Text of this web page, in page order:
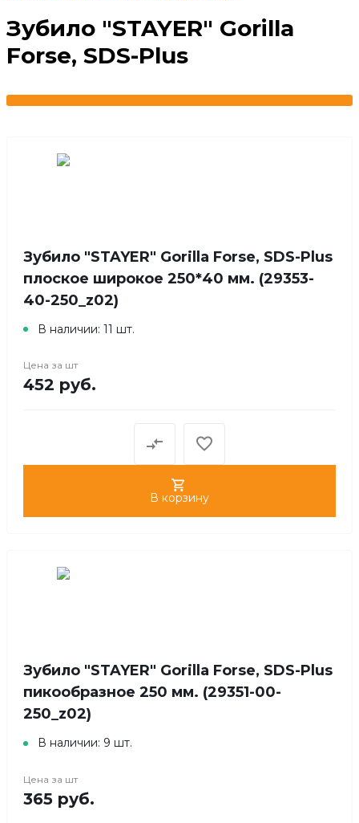
Зубило "STAYER" Gorilla
Forse, SDS-Plus
Зубило "STAYER" Gorilla Forse, SDS-Plus
плоское широкое 250*40 мм. (29353-
40-250_z02)
В наличии: 11 шт.
Цена за шт
452 руб.
В корзину
Зубило "STAYER" Gorilla Forse, SDS-Plus
пикообразное 250 мм. (29351-00-
250_z02)
В наличии: 9 шт.
Цена за шт
365 руб.